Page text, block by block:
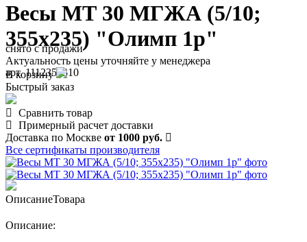
Весы МТ 30 МГЖА (5/10;
355х235) "Олимп 1р"
арт. 1112350310
снято с продажи
Актуальность цены уточняйте у менеджера
В корзину
Быстрый заказ
Сравнить товар
Примерный расчет доставки
Доставка по Москве от 1000 руб.
Все сертификаты производителя
ОписаниеТовара
Описание: